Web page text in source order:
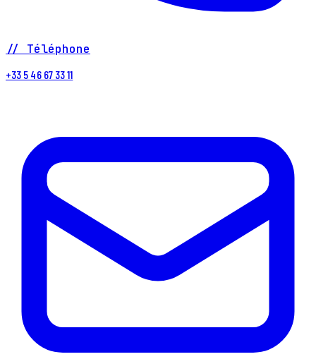
// Téléphone
+33 5 46 67 33 11